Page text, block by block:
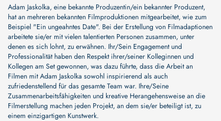
Adam Jaskolka, eine bekannte Produzentin/ein bekannter Produzent,
hat an mehreren bekannten Filmproduktionen mitgearbeitet, wie zum
Beispiel "Ein ungeahntes Date". Bei der Erstellung von Filmadaptionen
arbeitete sie/er mit vielen talentierten Personen zusammen, unter
denen es sich lohnt, zu erwähnen. Ihr/Sein Engagement und
Professionalität haben den Respekt ihrer/seiner Kolleginnen und
Kollegen am Set gewonnen, was dazu führte, dass die Arbeit an
Filmen mit Adam Jaskolka sowohl inspirierend als auch
zufriedenstellend für das gesamte Team war. Ihre/Seine
Zusammenarbeitsfähigkeiten und kreative Herangehensweise an die
Filmerstellung machen jeden Projekt, an dem sie/er beteiligt ist, zu
einem einzigartigen Kunstwerk.